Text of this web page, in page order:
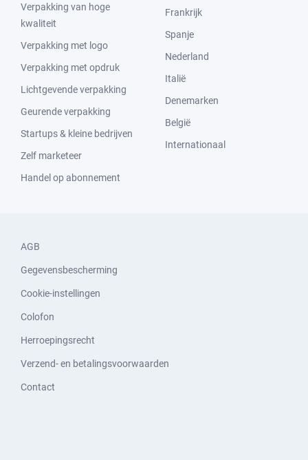
Verpakking van hoge
kwaliteit
Verpakking met logo
Verpakking met opdruk
Lichtgevende verpakking
Geurende verpakking
Startups & kleine bedrijven
Zelf marketeer
Handel op abonnement
Frankrijk
Spanje
Nederland
Italië
Denemarken
België
Internationaal
AGB
Gegevensbescherming
Cookie-instellingen
Colofon
Herroepingsrecht
Verzend- en betalingsvoorwaarden
Contact